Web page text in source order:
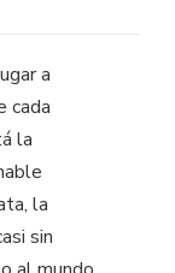
a
cada
la
la
sin